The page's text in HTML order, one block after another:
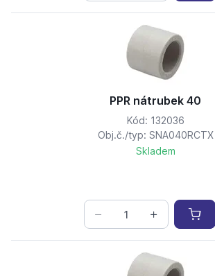
PPR nátrubek 40
Kód: 132036
Obj.č./typ: SNA040RCTX
Skladem